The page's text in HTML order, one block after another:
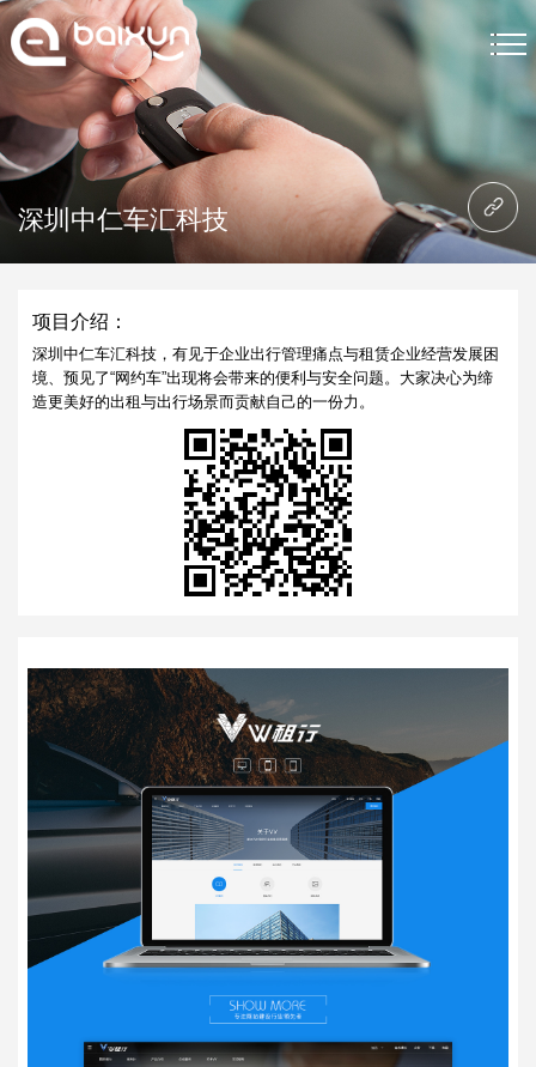
首页
网站制作
网站制作案例
网站制作资讯
联系我们
深圳中仁车汇科技
项目介绍：
深圳中仁车汇科技，有见于企业出行管理痛点与租赁企业经营发展困
境、预见了“网约车”出现将会带来的便利与安全问题。大家决心为缔
造更美好的出租与出行场景而贡献自己的一份力。